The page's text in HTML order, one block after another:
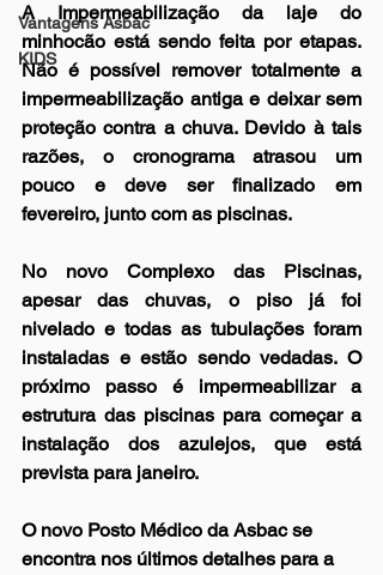
Vantagens Asbac
KIDS
A Impermeabilização da laje do
minhocão está sendo feita por etapas.
Não é possível remover totalmente a
impermeabilização antiga e deixar sem
proteção contra a chuva. Devido à tais
razões, o cronograma atrasou um
pouco e deve ser finalizado em
fevereiro, junto com as piscinas.
No novo Complexo das Piscinas,
apesar das chuvas, o piso já foi
nivelado e todas as tubulações foram
instaladas e estão sendo vedadas. O
próximo passo é impermeabilizar a
estrutura das piscinas para começar a
instalação dos azulejos, que está
prevista para janeiro.
O novo Posto Médico da Asbac se
encontra nos últimos detalhes para a